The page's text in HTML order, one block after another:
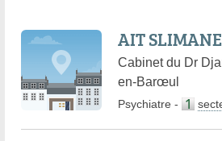
AIT
Cabinet du Dr
en-Barœul
Psychiatre -